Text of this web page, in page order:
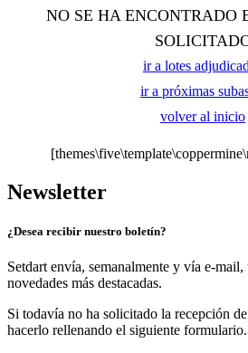
NO SE HA ENCONTRADO
ir a lotes
ir a próximas
volver al inicio
Newsletter
¿Desea recibir nuestro boletín?
Setdart envía, semanalmente y vía e-
novedades más destacadas.
Si todavía no ha solicitado la recepción
hacerlo rellenando el siguiente formulario.